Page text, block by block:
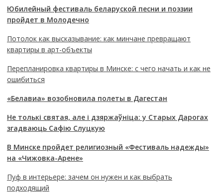
Юбилейный фестиваль беларуской песни и поэзии
пройдет в Молодечно
Потолок как высказывание: как минчане превращают
квартиры в арт-объекты
Перепланировка квартиры в Минске: с чего начать и как не
ошибиться
«Белавиа» возобновила полеты в Дагестан
Не толькі святая, але і дзяржаўніца: у Старых Дарогах
згадваюць Сафію Слуцкую
В Минске пройдет религиозный «Фестиваль надежды»
на «Чижовка-Арене»
Пуф в интерьере: зачем он нужен и как выбрать
подходящий